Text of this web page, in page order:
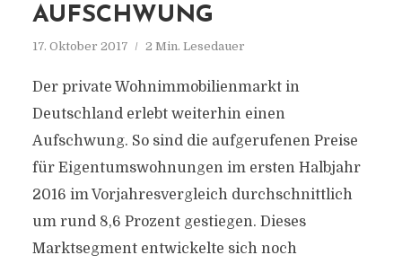
AUFSCHWUNG
17. Oktober 2017 2 Min. Lesedauer
Der private Wohnimmobilienmarkt in
Deutschland erlebt weiterhin einen
Aufschwung. So sind die aufgerufenen Preise
für Eigentumswohnungen im ersten Halbjahr
2016 im Vorjahresvergleich durchschnittlich
um rund 8,6 Prozent gestiegen. Dieses
Marktsegment entwickelte sich noch